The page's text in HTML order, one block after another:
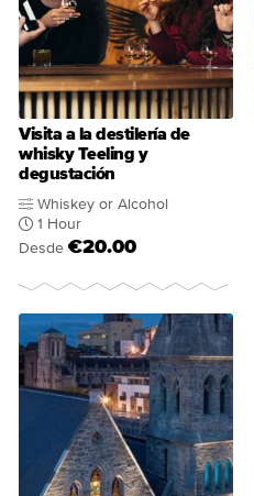
Visita a la destilería de
whisky Teeling y
degustación
Whiskey or Alcohol
1 Hour
Desde €20.00